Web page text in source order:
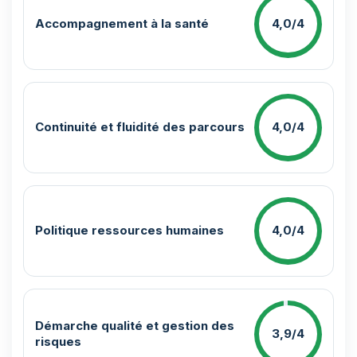
Accompagnement à la santé 4,0/4
Continuité et fluidité des parcours 4,0/4
Politique ressources humaines 4,0/4
Démarche qualité et gestion des
risques
3,9/4